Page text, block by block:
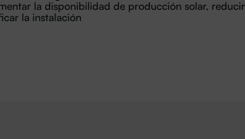
la disponibilidad de producción solar, reducir
la instalación